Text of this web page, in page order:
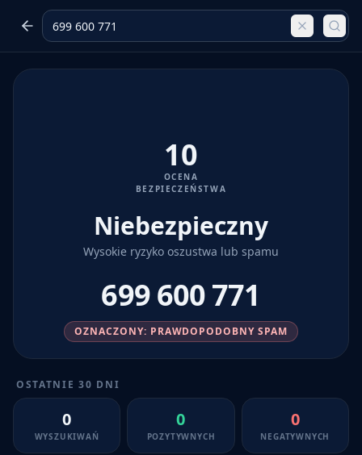
10
OCENA
BEZPIECZEŃSTWA
Niebezpieczny
Wysokie ryzyko oszustwa lub spamu
699 600 771
OZNACZONY: PRAWDOPODOBNY SPAM
OSTATNIE 30 DNI
0
WYSZUKIWAŃ
0
POZYTYWNYCH
0
NEGATYWNYCH